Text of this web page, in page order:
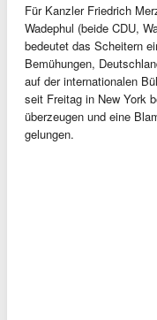
Für Kanzler Friedrich
Wadephul (beide CDU,
bedeutet das Scheitern
Bemühungen,
auf der internationalen
seit Freitag in New York
überzeugen und eine
gelungen.